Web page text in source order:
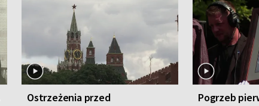
Ostrzeżenia przed
Pogrzeb